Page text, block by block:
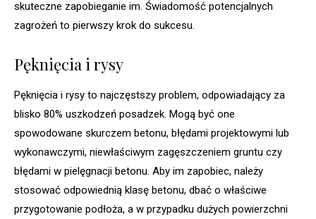
skuteczne zapobieganie im. Świadomość potencjalnych
zagrożeń to pierwszy krok do sukcesu.
Pęknięcia i rysy
Pęknięcia i rysy to najczęstszy problem, odpowiadający za
blisko 80% uszkodzeń posadzek. Mogą być one
spowodowane skurczem betonu, błędami projektowymi lub
wykonawczymi, niewłaściwym zagęszczeniem gruntu czy
błędami w pielęgnacji betonu. Aby im zapobiec, należy
stosować odpowiednią klasę betonu, dbać o właściwe
przygotowanie podłoża, a w przypadku dużych powierzchni